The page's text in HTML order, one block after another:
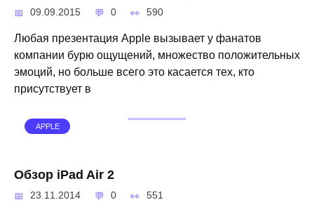
09.09.2015 0 590
Любая презентация Apple вызывает у фанатов
компании бурю ощущений, множество положительных
эмоций, но больше всего это касается тех, кто
присутствует в
APPLE
Обзор iPad Air 2
23.11.2014 0 551